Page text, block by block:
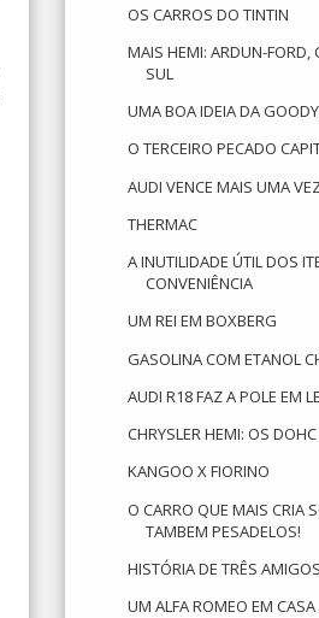
OS CARROS DO TINTIN
MAIS HEMI: ARDUN-FORD,
SUL
UMA BOA IDEIA DA
O TERCEIRO PECADO
AUDI VENCE MAIS UMA
THERMAC
A INUTILIDADE ÚTIL DOS
CONVENIÊNCIA
UM REI EM BOXBERG
GASOLINA COM ETANOL
AUDI R18 FAZ A POLE EM
CHRYSLER HEMI: OS DOHC
KANGOO X FIORINO
O CARRO QUE MAIS CRIA
TAMBEM PESADELOS!
HISTÓRIA DE TRÊS
UM ALFA ROMEO EM CASA